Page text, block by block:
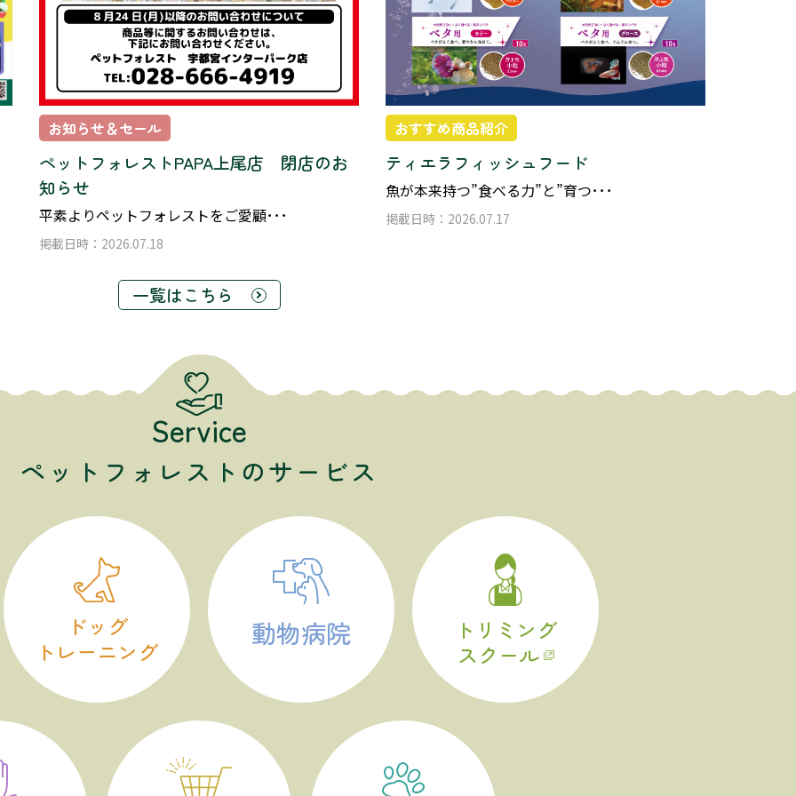
お知らせ＆セール
ペットフォレストPAPA上尾店 閉店のお
知らせ
平素よりペットフォレストをご愛顧･･･
掲載日時：2026.07.18
おすすめ商品紹介
ティエラフィッシュフード
魚が本来持つ”食べる力”と”育つ･･･
掲載日時：2026.07.17
一覧はこちら
Service
ペットフォレストのサービス
ドッグ
トレーニング
動物病院
トリミング
スクール